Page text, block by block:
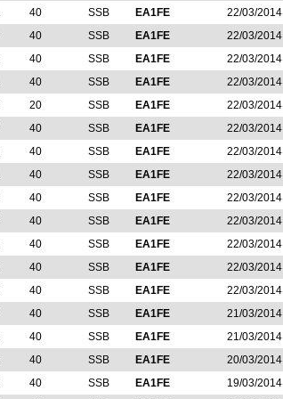
40 SSB EA1FE
22/03/2014
40 SSB EA1FE
22/03/2014
40 SSB EA1FE
22/03/2014
40 SSB EA1FE
22/03/2014
20 SSB EA1FE
22/03/2014
40 SSB EA1FE
22/03/2014
40 SSB EA1FE
22/03/2014
40 SSB EA1FE
22/03/2014
40 SSB EA1FE
22/03/2014
40 SSB EA1FE
22/03/2014
40 SSB EA1FE
22/03/2014
40 SSB EA1FE
22/03/2014
40 SSB EA1FE
22/03/2014
40 SSB EA1FE
21/03/2014
40 SSB EA1FE
21/03/2014
40 SSB EA1FE
20/03/2014
40 SSB EA1FE
19/03/2014